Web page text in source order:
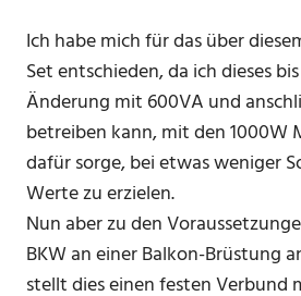
Ich habe mich für das über
Set entschieden, da ich dieses
Änderung mit 600VA und
betreiben kann, mit den 1000W
dafür sorge, bei etwas weniger
Werte zu erzielen.
Nun aber zu den
BKW an einer Balkon-Brüstung
stellt dies einen festen Verbund